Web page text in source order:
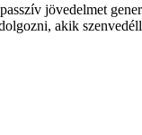
jövedelmet
akik